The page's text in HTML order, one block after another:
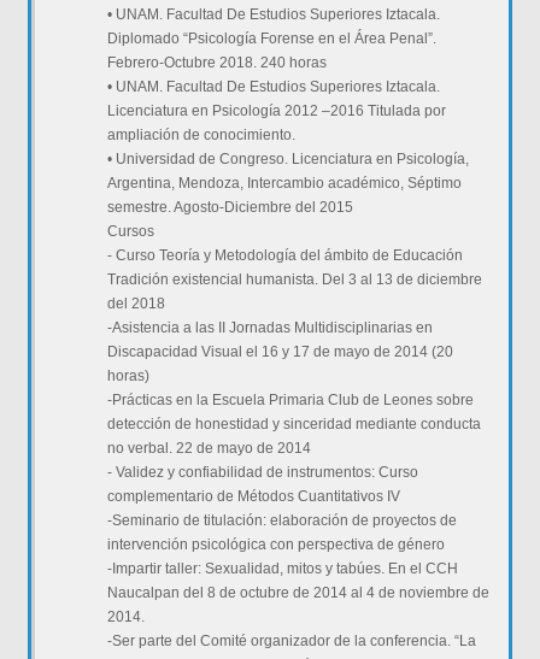
• UNAM. Facultad De Estudios Superiores Iztacala.
Diplomado “Psicología Forense en el Área Penal”.
Febrero-Octubre 2018. 240 horas
• UNAM. Facultad De Estudios Superiores Iztacala.
Licenciatura en Psicología 2012 –2016 Titulada por
ampliación de conocimiento.
• Universidad de Congreso. Licenciatura en Psicología,
Argentina, Mendoza, Intercambio académico, Séptimo
semestre. Agosto-Diciembre del 2015
Cursos
- Curso Teoría y Metodología del ámbito de Educación
Tradición existencial humanista. Del 3 al 13 de diciembre
del 2018
-Asistencia a las II Jornadas Multidisciplinarias en
Discapacidad Visual el 16 y 17 de mayo de 2014 (20
horas)
-Prácticas en la Escuela Primaria Club de Leones sobre
detección de honestidad y sinceridad mediante conducta
no verbal. 22 de mayo de 2014
- Validez y confiabilidad de instrumentos: Curso
complementario de Métodos Cuantitativos IV
-Seminario de titulación: elaboración de proyectos de
intervención psicológica con perspectiva de género
-Impartir taller: Sexualidad, mitos y tabúes. En el CCH
Naucalpan del 8 de octubre de 2014 al 4 de noviembre de
2014.
-Ser parte del Comité organizador de la conferencia. “La